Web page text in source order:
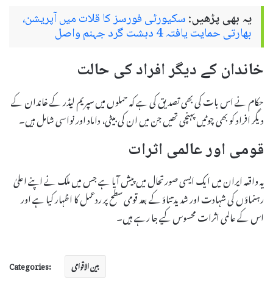
یہ بھی پڑھیں:سکیورٹی فورسز کا قلات میں آپریشن،
بھارتی حمایت یافتہ 4 دہشت گرد جہنم واصل
خاندان کے دیگر افراد کی حالت
حکام نے اس بات کی بھی تصدیق کی ہے کہ حملوں میں سپریم لیڈر کے خاندان کے
دیگر افراد کو بھی چوٹیں پہنچی تھیں جن میں ان کی بیٹی، داماد اور نواسی شامل ہیں۔
قومی اور عالمی اثرات
یہ واقعہ ایران میں ایک ایسی صورتحال میں پیش آیا ہے جس میں ملک نے اپنے اعلیٰ
رہنماؤں کی شہادت اور شدید تناؤ کے بعد قومی سطح پر ردعمل کا اظہار کیا ہے اور
اس کے عالمی اثرات محسوس کیے جا رہے ہیں۔
Categories: بین الاقوامی